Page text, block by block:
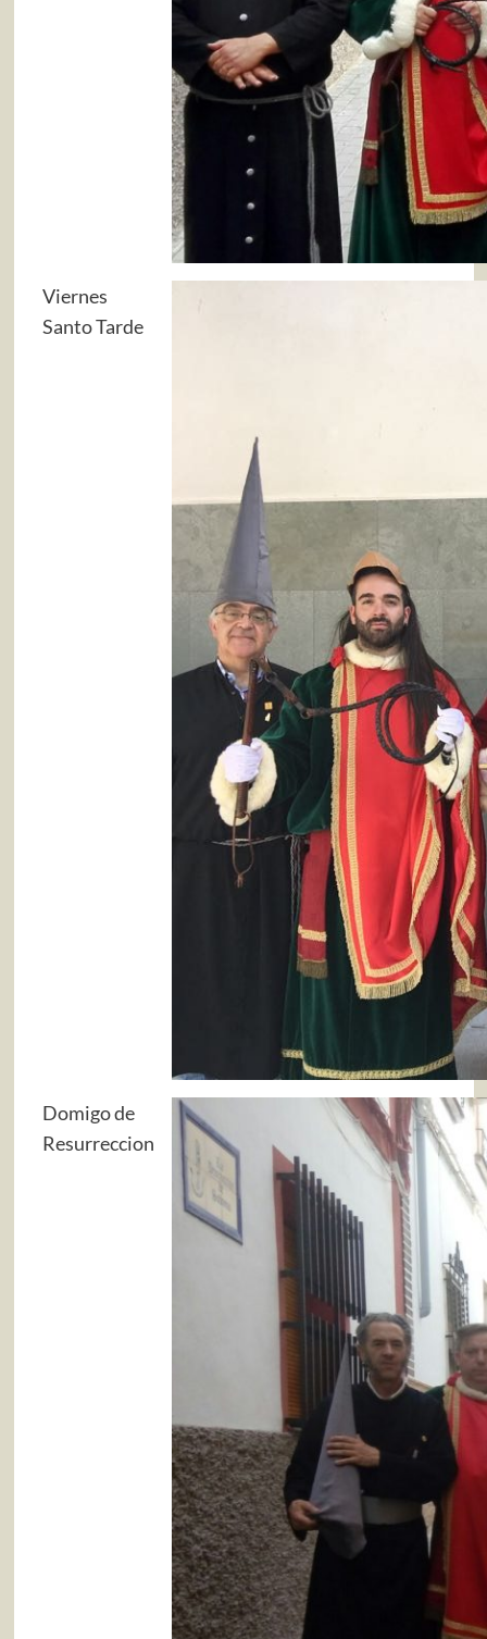
Viernes
Santo Tarde
Domigo de
Resurreccion